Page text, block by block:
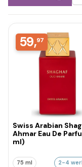
59,97
Swiss Arabian
Ahmar Eau De
ml)
75 ml 2-4